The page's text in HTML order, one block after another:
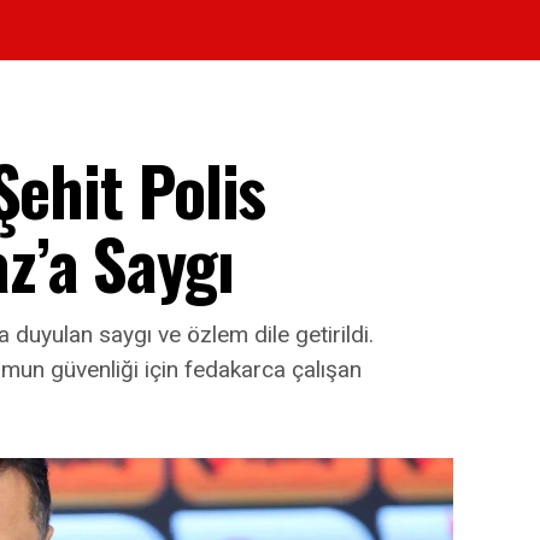
Polis
Saygı
duyulan saygı ve özlem dile getirildi.
güvenliği için fedakarca çalışan